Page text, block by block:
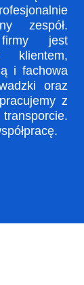
zespół.
jest
klientem,
i fachowa
oraz
z